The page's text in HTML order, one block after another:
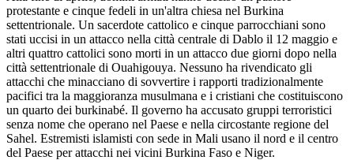
protestante e cinque fedeli in un'altra chiesa nel Burkina
settentrionale. Un sacerdote cattolico e cinque parrocchiani sono
stati uccisi in un attacco nella città centrale di Dablo il 12 maggio e
altri quattro cattolici sono morti in un attacco due giorni dopo nella
città settentrionale di Ouahigouya. Nessuno ha rivendicato gli
attacchi che minacciano di sovvertire i rapporti tradizionalmente
pacifici tra la maggioranza musulmana e i cristiani che costituiscono
un quarto dei burkinabé. Il governo ha accusato gruppi terroristici
senza nome che operano nel Paese e nella circostante regione del
Sahel. Estremisti islamisti con sede in Mali usano il nord e il centro
del Paese per attacchi nei vicini Burkina Faso e Niger.